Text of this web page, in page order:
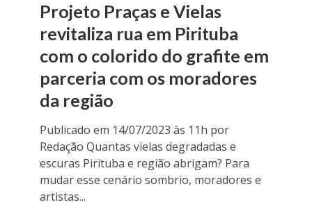
Projeto Praças e Vielas
revitaliza rua em Pirituba
com o colorido do grafite em
parceria com os moradores
da região
Publicado em 14/07/2023 às 11h por
Redação Quantas vielas degradadas e
escuras Pirituba e região abrigam? Para
mudar esse cenário sombrio, moradores e
artistas...